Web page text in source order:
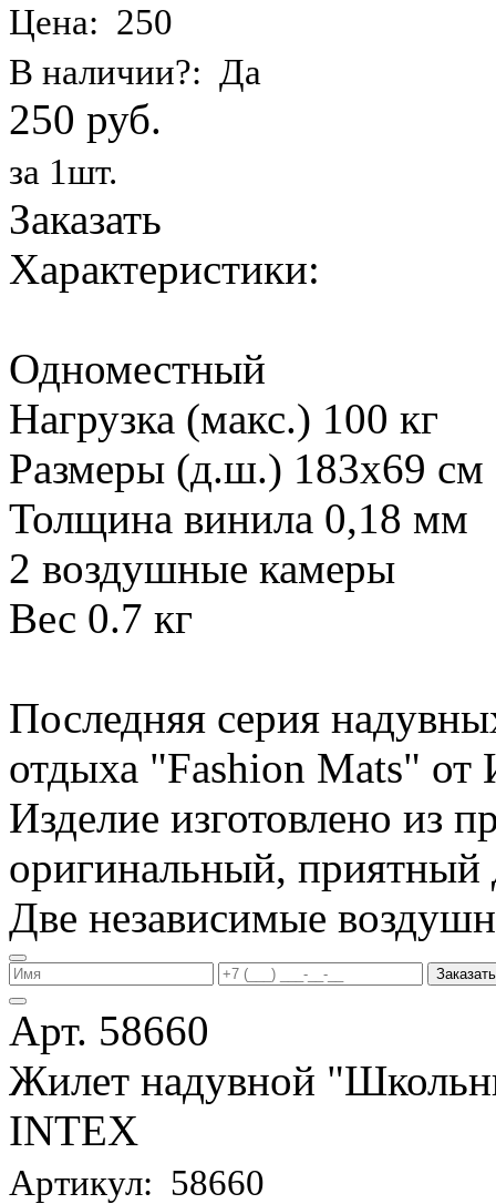
Цена: 250
В наличии?: Да
250 руб.
за 1шт.
Заказать
Характеристики:
Одноместный
Нагрузка (макс.) 100 кг
Размеры (д.ш.) 183х69 см
Толщина винила 0,18 мм
2 воздушные камеры
Вес 0.7 кг
Последняя серия
отдыха "Fashion Mats"
Изделие изготовлено из
оригинальный, приятный
Две независимые
Заказать
Арт. 58660
Жилет надувной
INTEX
Артикул: 58660